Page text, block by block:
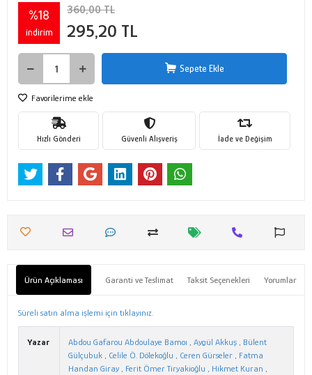
%18
indirim
360,00 TL
295,20 TL
Sepete Ekle
Favorilerime ekle
Hızlı Gönderi Güvenli Alışveriş İade ve Değişim
Ürün Açıklaması Garanti ve Teslimat Taksit Seçenekleri Yorumlar
Süreli satın alma işlemi için tıklayınız.
Yazar Abdou Gafarou Abdoulaye Bamoı , Aygül Akkuş , Bülent
Gülçubuk , Celile Ö. Dölekoğlu , Ceren Gürseler , Fatma
Handan Giray , Ferit Ömer Tiryakioğlu , Hikmet Kuran ,